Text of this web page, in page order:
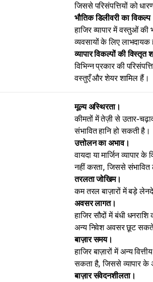
जिससे परिसंपत्तियों को
भौतिक डिलीवरी का
हाजिर व्यापार में वस्तुओं
व्यवसायों के लिए लाभदायक
व्यापार विकल्पों की विस्तृत
विभिन्न प्रकार की
वस्तुएँ और शेयर शामिल हैं।
मूल्य अस्थिरता।
कीमतों में तेज़ी से उतार-
संभावित हानि हो सकती है।
उत्तोलन का अभाव।
वायदा या मार्जिन व्यापार
नहीं करता, जिससे संभावित
तरलता जोखिम।
कम तरल बाज़ारों में बड़े
अवसर लागत।
हाजिर सौदों में बंधी
अन्य निवेश अवसर छूट
बाज़ार समय।
हाजिर बाज़ारों में अन्य
सकता है, जिससे व्यापार के
बाज़ार संवेदनशीलता।